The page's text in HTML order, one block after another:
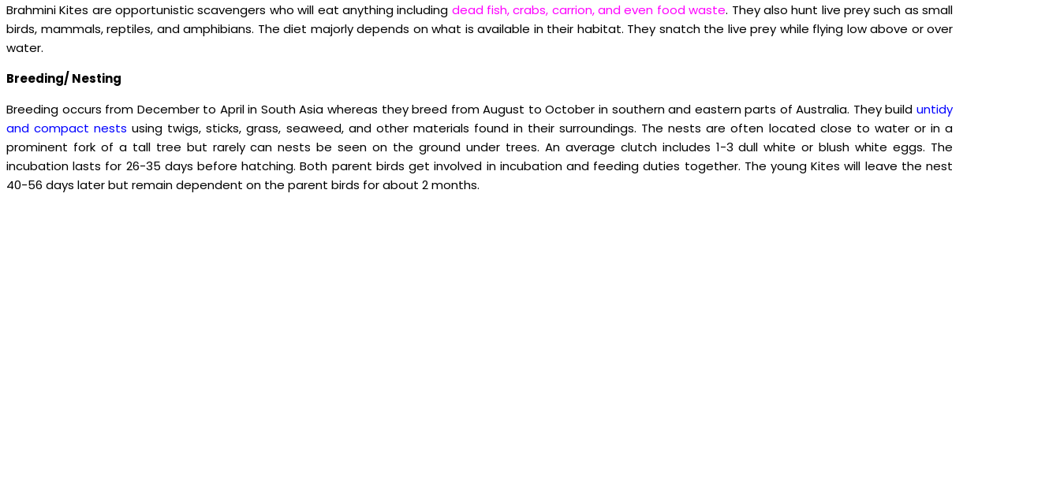
Brahmini Kites are opportunistic scavengers who will eat anything including dead fish, crabs, carrion, and even food waste. They also hunt live prey such as small
birds, mammals, reptiles, and amphibians. The diet majorly depends on what is available in their habitat. They snatch the live prey while flying low above or over
water.
Breeding/ Nesting
Breeding occurs from December to April in South Asia whereas they breed from August to October in southern and eastern parts of Australia. They build untidy
and compact nests using twigs, sticks, grass, seaweed, and other materials found in their surroundings. The nests are often located close to water or in a
prominent fork of a tall tree but rarely can nests be seen on the ground under trees. An average clutch includes 1-3 dull white or blush white eggs. The
incubation lasts for 26-35 days before hatching. Both parent birds get involved in incubation and feeding duties together. The young Kites will leave the nest
40-56 days later but remain dependent on the parent birds for about 2 months.